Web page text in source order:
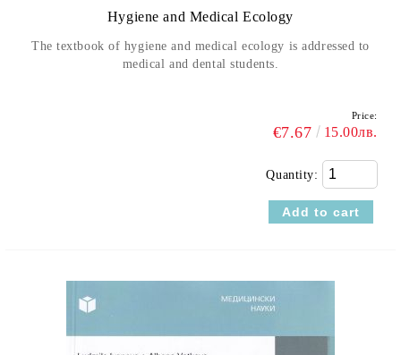
Hygiene and Medical Ecology
The textbook of hygiene and medical ecology is addressed to
medical and dental students.
Price:
€7.67 15.00лв.
Quantity: